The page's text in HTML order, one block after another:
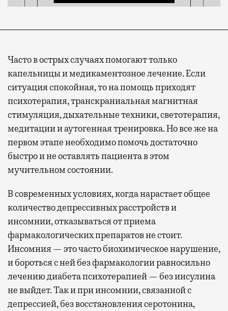
Часто в острых случаях помогают только
капельницы и медикаментозное лечение. Если
ситуация спокойная, то на помощь приходят
психотерапия, транскраниальная магнитная
стимуляция, дыхательные техники, светотерапия,
медитации и аутогенная тренировка. Но все же на
первом этапе необходимо помочь достаточно
быстро и не оставлять пациента в этом
мучительном состоянии.
В современных условиях, когда нарастает общее
количество депрессивных расстройств и
инсомнии, отказываться от приема
фармакологических препаратов не стоит.
Инсомния — это часто биохимическое нарушение,
и бороться с ней без фармакологии равносильно
лечению диабета психотерапией — без инсулина
не выйдет. Так и при инсомнии, связанной с
депрессией, без восстановления серотонина,